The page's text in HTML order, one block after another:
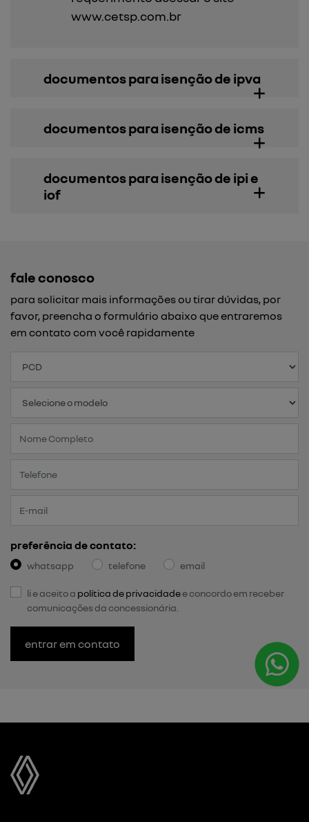
www.cetsp.com.br
documentos para isenção de ipva
documentos para isenção de icms
documentos para isenção de ipi e
iof
fale conosco
para solicitar mais informações ou tirar dúvidas, por
favor, preencha o formulário abaixo que entraremos
em contato com você rapidamente
preferência de contato:
whatsapp telefone email
li e aceito a política de privacidadee concordo em receber
comunicações da concessionária.
entrar em contato